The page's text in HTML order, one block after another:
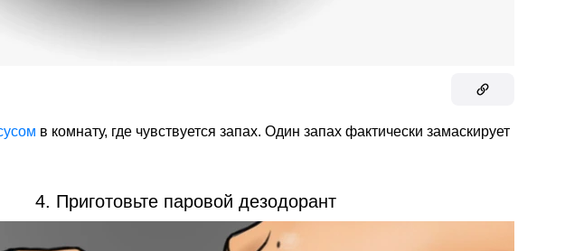
в комнату, где чувствуется запах. Один запах фактически замаскирует
4. Приготовьте паровой дезодорант